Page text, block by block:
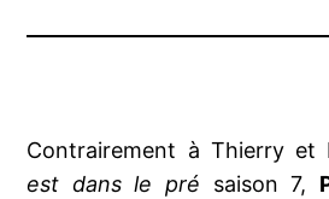
Contrairement à Thierry et
est dans le pré saison 7,